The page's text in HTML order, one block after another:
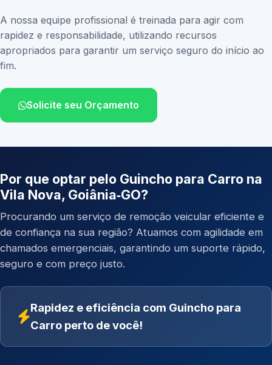
A nossa equipe profissional é treinada para agir com
rapidez e responsabilidade, utilizando recursos
apropriados para garantir um serviço seguro do início ao
fim.
Solicite seu Orçamento
Por que optar pelo Guincho para Carro na
Vila Nova, Goiânia‑GO?
Procurando um serviço de remoção veicular eficiente e
de confiança na sua região? Atuamos com agilidade em
chamados emergenciais, garantindo um suporte rápido,
seguro e com preço justo.
Rapidez e eficiência com Guincho para
Carro perto de você!